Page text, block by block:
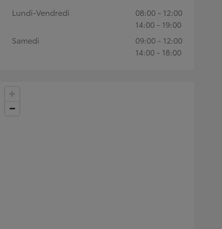
Lundi-Vendredi
08:00 - 12:00
14:00 - 19:00
Samedi
09:00 - 12:00
14:00 - 18:00